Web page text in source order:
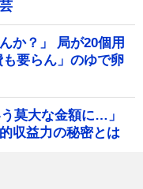
か？」 局が20個用
要らん」のゆで卵
う莫大な金額に…」
収益力の秘密とは